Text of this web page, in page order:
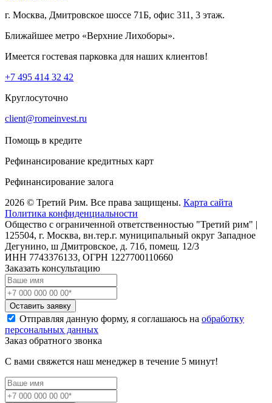
г. Москва, Дмитровское шоссе 71Б, офис 311, 3 этаж.
Ближайшее метро «Верхние Лихоборы».
Имеется гостевая парковка для наших клиентов!
+7 495 414 32 42
Круглосуточно
client@romeinvest.ru
Помощь в кредите
Рефинансирование кредитных карт
Рефинансирование залога
2026 © Третий Рим. Все права защищены. Карта сайта
Политика конфиденциальности
Общество с ограниченной ответственностью "Третий рим" |
125504, г. Москва, вн.тер.г. муниципальный округ Западное
Дегунино, ш Дмитровское, д. 71б, помещ. 12/3
ИНН 7743376133, ОГРН 1227700110660
Заказать консультацию
Оставить заявку
Отправляя данную форму, я соглашаюсь на обработку
персональных данных
Заказ обратного звонка
С вами свяжется наш менеджер в течение 5 минут!